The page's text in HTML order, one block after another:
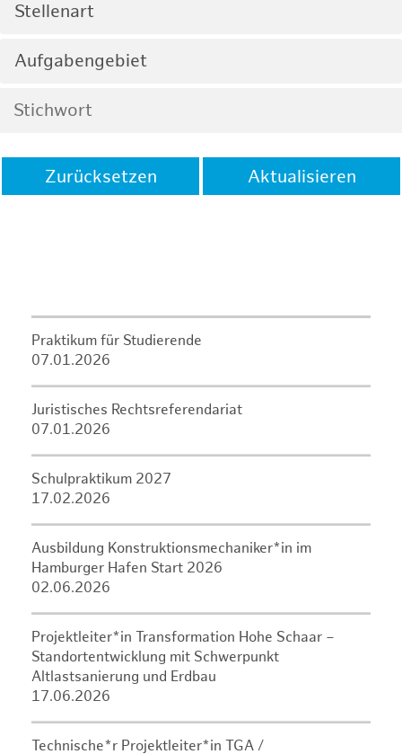
Stellenart
Aufgabengebiet
Zurücksetzen Aktualisieren
Praktikum für Studierende
07.01.2026
Juristisches Rechtsreferendariat
07.01.2026
Schulpraktikum 2027
17.02.2026
Ausbildung Konstruktionsmechaniker*in im
Hamburger Hafen Start 2026
02.06.2026
Projektleiter*in Transformation Hohe Schaar –
Standortentwicklung mit Schwerpunkt
Altlastsanierung und Erdbau
17.06.2026
Technische*r Projektleiter*in TGA /